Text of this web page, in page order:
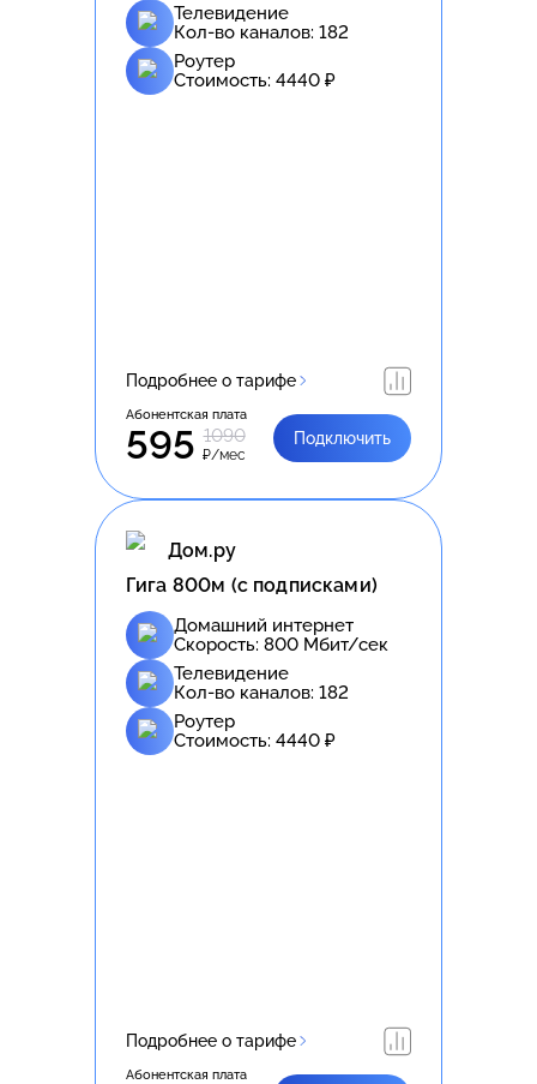
Телевидение
Кол-во каналов: 182
Роутер
Стоимость: 4440 ₽
Подробнее о тарифе
Абонентская плата
595 1090
₽/мес
Подключить
Дом.ру
Гига 800м (с подписками)
Домашний интернет
Скорость: 800 Мбит/сек
Телевидение
Кол-во каналов: 182
Роутер
Стоимость: 4440 ₽
Подробнее о тарифе
Абонентская плата